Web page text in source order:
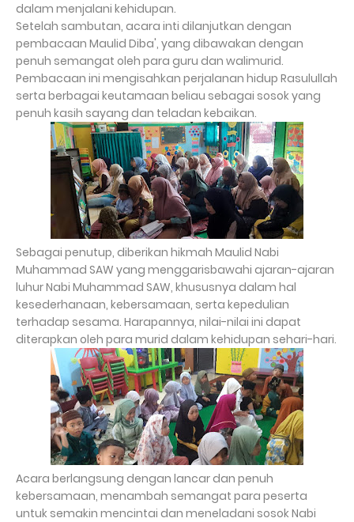
dalam menjalani kehidupan.
Setelah sambutan, acara inti dilanjutkan dengan
pembacaan Maulid Diba', yang dibawakan dengan
penuh semangat oleh para guru dan walimurid.
Pembacaan ini mengisahkan perjalanan hidup Rasulullah
serta berbagai keutamaan beliau sebagai sosok yang
penuh kasih sayang dan teladan kebaikan.
Sebagai penutup, diberikan hikmah Maulid Nabi
Muhammad SAW yang menggarisbawahi ajaran-ajaran
luhur Nabi Muhammad SAW, khususnya dalam hal
kesederhanaan, kebersamaan, serta kepedulian
terhadap sesama. Harapannya, nilai-nilai ini dapat
diterapkan oleh para murid dalam kehidupan sehari-hari.
Acara berlangsung dengan lancar dan penuh
kebersamaan, menambah semangat para peserta
untuk semakin mencintai dan meneladani sosok Nabi